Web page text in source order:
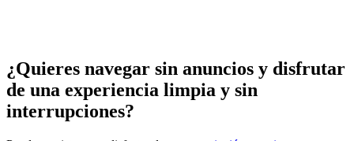
¿Quieres navegar sin anuncios y disfrutar
de una experiencia limpia y sin
interrupciones?